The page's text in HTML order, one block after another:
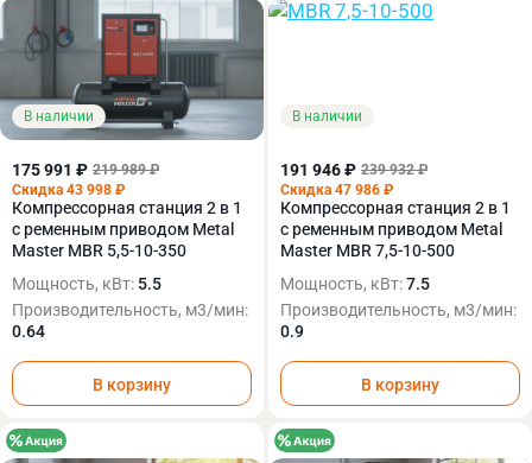
В наличии
175 991 ₽ 219 989 ₽
Скидка 43 998 ₽
Компрессорная станция 2 в 1
с ременным приводом Metal
Master MBR 5,5-10-350
Мощность, кВт: 5.5
Производительность, м3/мин:
0.64
В корзину
В наличии
191 946 ₽ 239 932 ₽
Скидка 47 986 ₽
Компрессорная станция 2 в 1
с ременным приводом Metal
Master MBR 7,5-10-500
Мощность, кВт:7.5
Производительность, м3/мин:
0.9
В корзину